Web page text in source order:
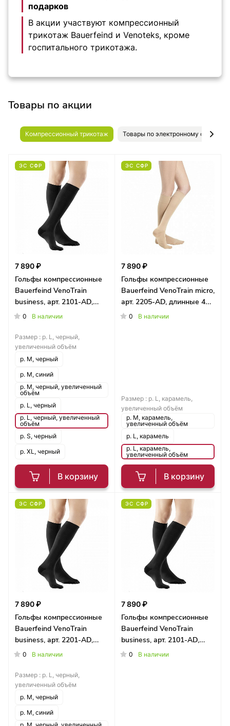
подарков
В акции участвуют компрессионный
трикотаж Bauerfeind и Venoteks, кроме
госпитального трикотажа.
Товары по акции
Компрессионный трикотаж Товары по электронному
ЭС СФР
7 890 ₽
Гольфы компрессионные
Bauerfeind VenoTrain
business, арт. 2101-AD,
длинные 40-46 см
0 В наличии
В корзину
Размер : р. L, черный,
увеличенный объём
р. M, черный
р. M, синий
р. M, черный, увеличенный
объём
р. L, черный
р. L, черный, увеличенный
объём
р. S, черный
р. XL, черный
ЭС СФР
7 890 ₽
Гольфы компрессионные
Bauerfeind VenoTrain micro,
арт. 2205-AD, длинные 40-
46 см
0 В наличии
В корзину
Размер : р. L, карамель,
увеличенный объём
р. M, карамель,
увеличенный объём
р. L, карамель
р. L, карамель,
увеличенный объём
ЭС СФР
7 890 ₽
Гольфы компрессионные
Bauerfeind VenoTrain
business, арт. 2201-AD,
длинные 40-46 см
0 В наличии
Размер : р. L, черный,
увеличенный объём
р. M, черный
р. M, синий
ЭС СФР
7 890 ₽
Гольфы компрессионные
Bauerfeind VenoTrain
business, арт. 2101-AD,
короткие 35-40 см
0 В наличии